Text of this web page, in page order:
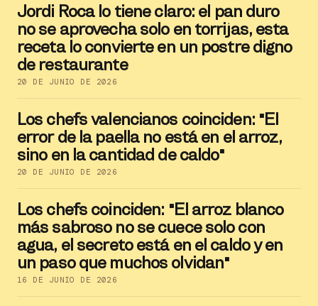
Jordi Roca lo tiene claro: el pan duro
no se aprovecha solo en torrijas, esta
receta lo convierte en un postre digno
de restaurante
20 DE JUNIO DE 2026
Los chefs valencianos coinciden: "El
error de la paella no está en el arroz,
sino en la cantidad de caldo"
20 DE JUNIO DE 2026
Los chefs coinciden: "El arroz blanco
más sabroso no se cuece solo con
agua, el secreto está en el caldo y en
un paso que muchos olvidan"
16 DE JUNIO DE 2026